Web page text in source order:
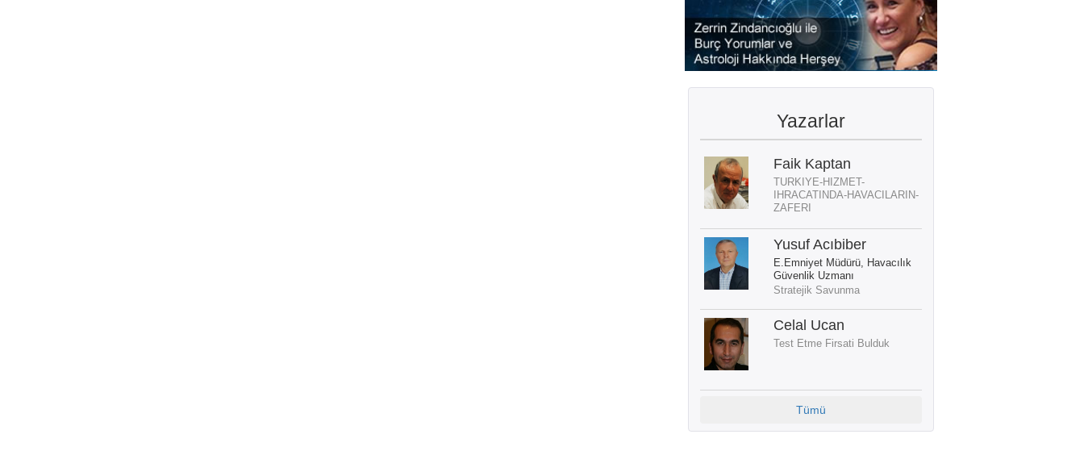
Yazarlar
Faik Kaptan
TURKIYE-HIZMET-
IHRACATINDA-HAVACILARIN-
ZAFERI
Yusuf Acıbiber
E.Emniyet Müdürü, Havacılık
Güvenlik Uzmanı
Stratejik Savunma
Celal Ucan
Test Etme Firsati Bulduk
Tümü